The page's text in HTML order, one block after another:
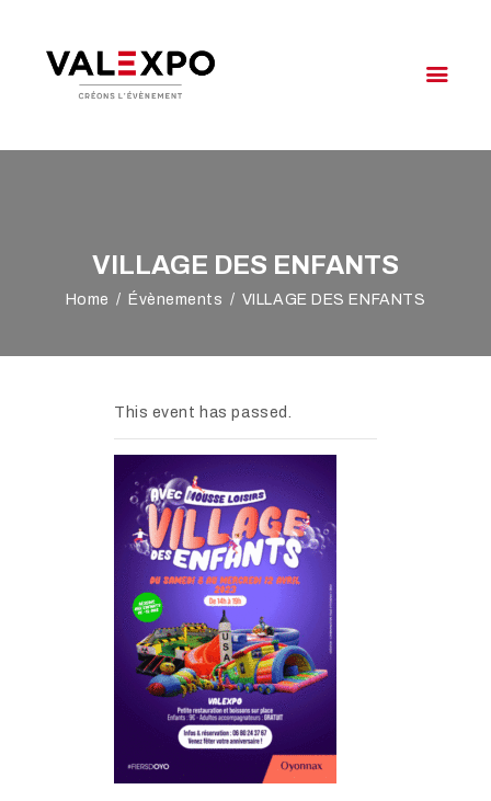
VILLAGE DES ENFANTS
Home Évènements VILLAGE DES ENFANTS
VALEXPO OYONNAX
AGENDA
ACCÈS & CONTACT
This event has passed.